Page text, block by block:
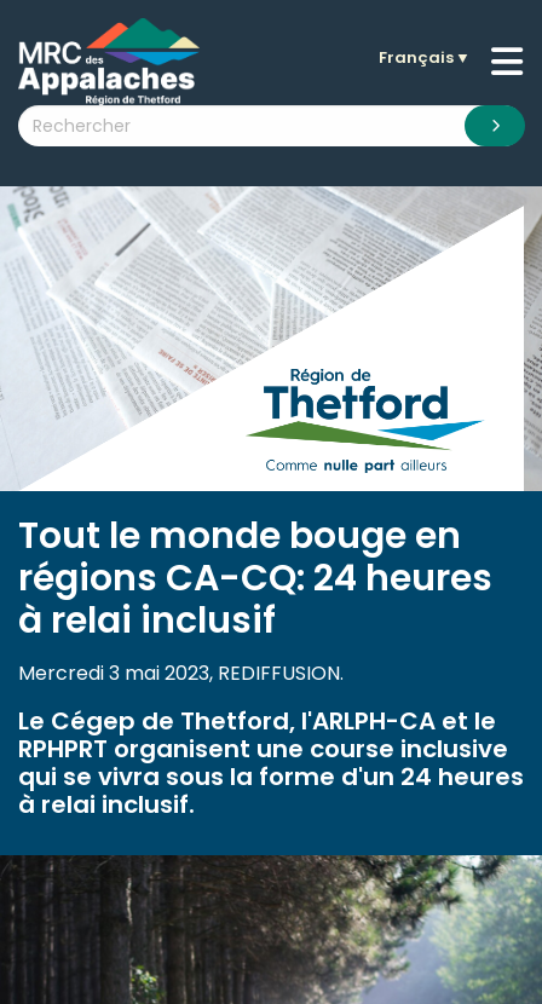
submenu (La MRC )
submenu (Citoyens )
submenu (Visiteurs )
submenu (Nouvelles )
submenu (Documentation )
Français▼
Tout le monde bouge en
régions CA-CQ: 24 heures
à relai inclusif
Mercredi 3 mai 2023, REDIFFUSION.
Le Cégep de Thetford, l'ARLPH-CA et le
RPHPRT organisent une course inclusive
qui se vivra sous la forme d'un 24 heures
à relai inclusif.